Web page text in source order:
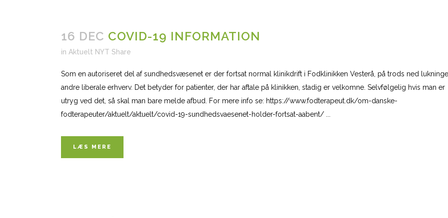
16 DEC COVID-19 INFORMATION
in Aktuelt NYT Share
Som en autoriseret del af sundhedsvæsenet er der fortsat normal klinikdrift i Fodklinikken Vesterå, på trods ned
andre liberale erhverv. Det betyder for patienter, der har aftale på klinikken, stadig er velkomne. Selvfølgelig hvis man er
utryg ved det, så skal man bare melde afbud. For mere info se: https://www.fodterapeut.dk/om-danske-
fodterapeuter/aktuelt/aktuelt/covid-19-sundhedsvaesenet-holder-fortsat-aabent/ ...
LÆS MERE